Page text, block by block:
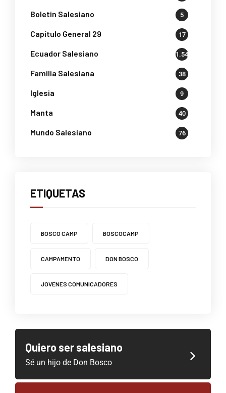
Boletin Salesiano 5
Capítulo General 29 17
Ecuador Salesiano 1.541
Familia Salesiana 38
Iglesia 9
Manta 40
Mundo Salesiano 76
ETIQUETAS
BOSCO CAMP BOSCOCAMP
CAMPAMENTO DON BOSCO
JOVENES COMUNICADORES
Quiero ser salesiano
Sé un hijo de Don Bosco